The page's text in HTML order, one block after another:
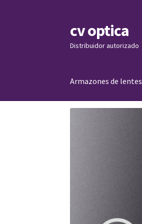
Skip
to
navigation
Skip
to
content
cv optica
Distribuidor autorizado
Armazones de lentes